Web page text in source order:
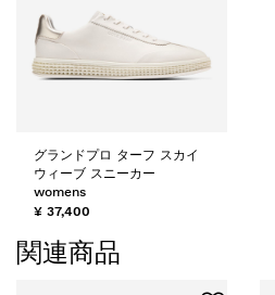
グランドプロ ターフ スカイ
ウィーブ スニーカー
womens
¥ 37,400
関連商品